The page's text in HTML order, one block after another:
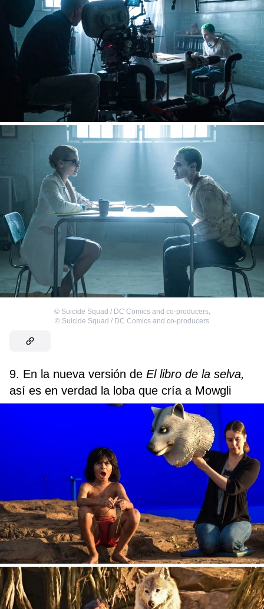
© Suicide Squad / DC Comics and co-producers,
© Suicide Squad / DC Comics and co-producers
9. En la nueva versión de El libro de la selva,
así es en verdad la loba que cría a Mowgli